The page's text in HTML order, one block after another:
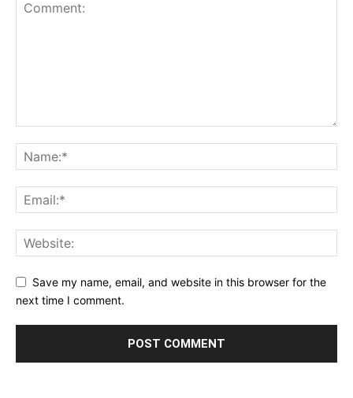
Save my name, email, and website in this browser for the
next time I comment.